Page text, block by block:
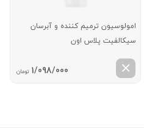
امولوسیون ترمیم کننده و آبرسان
سیکالفیت پلاس اون
1/098/000 تومان